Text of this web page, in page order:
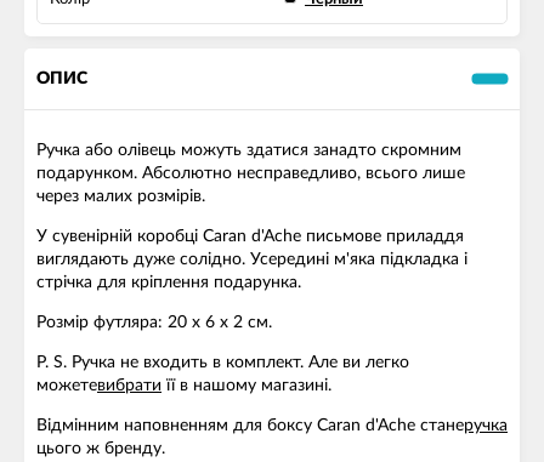
ОПИС
Ручка або олівець можуть здатися занадто скромним
подарунком. Абсолютно несправедливо, всього лише
через малих розмірів.
У сувенірній коробці Caran d'Ache письмове приладдя
виглядають дуже солідно. Усередині м'яка підкладка і
стрічка для кріплення подарунка.
Розмір футляра: 20 х 6 х 2 см.
P. S. Ручка не входить в комплект. Але ви легко
можетевибрати її в нашому магазині.
Відмінним наповненням для боксу Caran d'Ache станеручка
цього ж бренду.